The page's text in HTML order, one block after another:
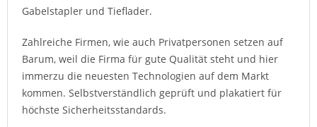
Gabelstapler und Tieflader.
Zahlreiche Firmen, wie auch Privatpersonen setzen auf
Barum, weil die Firma für gute Qualität steht und hier
immerzu die neuesten Technologien auf dem Markt
kommen. Selbstverständlich geprüft und plakatiert für
höchste Sicherheitsstandards.